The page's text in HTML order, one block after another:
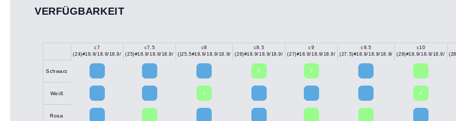
VERFÜGBARKEIT
c7
(24)#18.9/18.9/18.9/
c7.5
(25)#18.9/18.9/18.9/
c8
()25.5#18.9/18.9/18.9/
c8.5
(26)#18.9/18.9/18.9/
c9
(27)#18.9/18.9/18.9/
c9.5
(27.5)#18.9/18.9/18.9/
c10
(28)#18.9/18.9/18.9/
Schwarz 3 3
Weiß 3 4
Rosa